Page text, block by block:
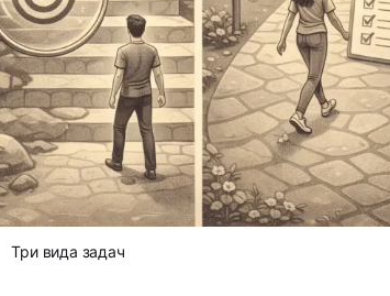
Три вида задач